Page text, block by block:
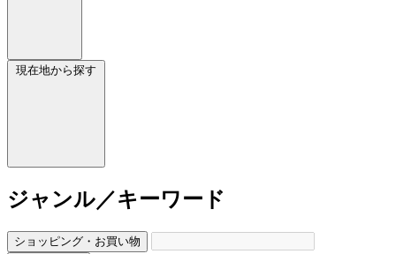
現在地から探す
ジャンル／キーワード
ショッピング・お買い物